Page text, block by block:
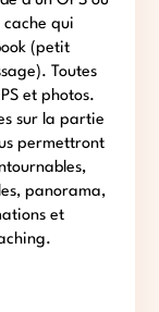
cache qui
(petit
Toutes
et photos.
sur la partie
permettront
panorama,
et